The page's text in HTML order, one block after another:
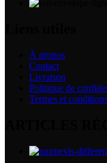
À propos
Contact
Livraison
Politique de
Termes et